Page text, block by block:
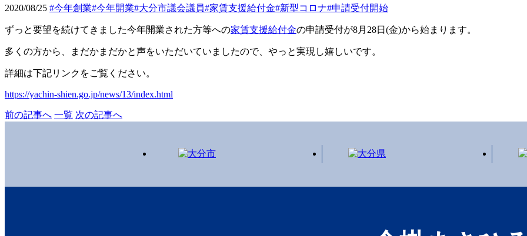
2020/08/25 #今年創業#今年開業#大分市議会議員#家賃支援給付金#新型コロナ#申請受付開始
ずっと要望を続けてきました今年開業された方等への家賃支援給付金の申請受付が8月28日(金)から始まります。
多くの方から、まだかまだかと声をいただいていましたので、やっと実現し嬉しいです。
詳細は下記リンクをご覧ください。
https://yachin-shien.go.jp/news/13/index.html
前の記事へ 一覧 次の記事へ